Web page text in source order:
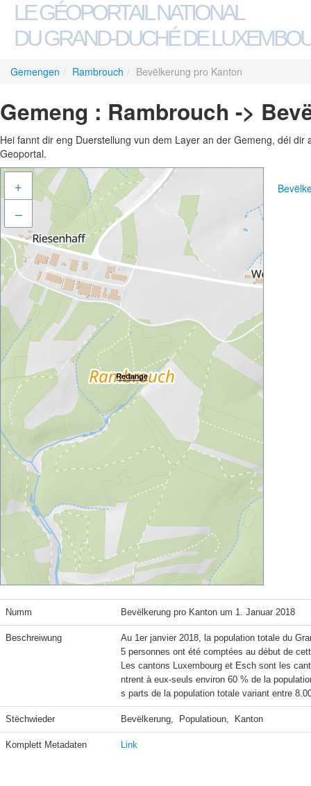
LE GÉOPORTAIL NATIONAL
DU GRAND-DUCHÉ DE
Gemengen / Rambrouch / Bevëlkerung pro Kanton
Gemeng : Rambrouch ->
Hei fannt dir eng Duerstellung vun dem Layer an der Gemeng, déi
Geoportal.
+
–
Numm Bevëlkerung pro Kanton um 1. Januar 2018
Beschreiwung
Au 1er janvier 2018, la population totale du
5 personnes ont été comptées au début de
Les cantons Luxembourg et Esch sont les
ntrent à eux-seuls environ 60 % de la
s parts de la population totale variant entre
Stëchwieder Bevëlkerung,  Populatioun,  Kanton
Komplett Metadaten Link